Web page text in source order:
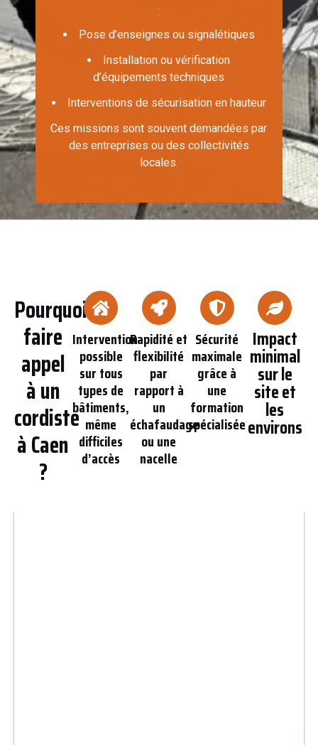
:
Pose d’enseignes ou signalétiques
Installation ou vérification
d’équipements techniques
Interventions de sécurisation en hauteur
Ces missions sont souvent demandées par
des entreprises ou des collectivités
locales.
Pourquoi
faire
appel
à un
cordiste
à Caen
?
Intervention
possible
sur tous
types de
bâtiments,
même
difficiles
d’accès
Rapidité et
flexibilité
par
rapport à
un
échafaudage
ou une
nacelle
Sécurité
maximale
grâce à
une
formation
spécialisée
Impact
minimal
sur le
site et
les
environs